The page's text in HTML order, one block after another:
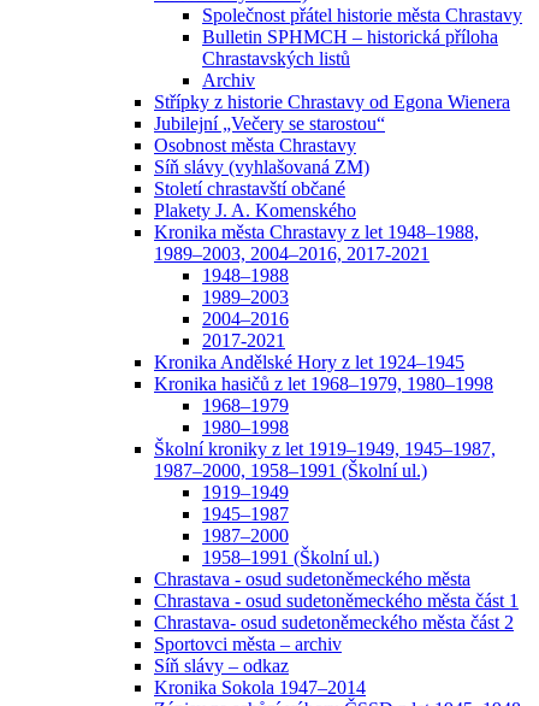
Společnost přátel historie města Chrastavy
Bulletin SPHMCH – historická příloha
Chrastavských listů
Archiv
Střípky z historie Chrastavy od Egona Wienera
Jubilejní „Večery se starostou“
Osobnost města Chrastavy
Síň slávy (vyhlašovaná ZM)
Století chrastavští občané
Plakety J. A. Komenského
Kronika města Chrastavy z let 1948–1988,
1989–2003, 2004–2016, 2017-2021
1948–1988
1989–2003
2004–2016
2017-2021
Kronika Andělské Hory z let 1924–1945
Kronika hasičů z let 1968–1979, 1980–1998
1968–1979
1980–1998
Školní kroniky z let 1919–1949, 1945–1987,
1987–2000, 1958–1991 (Školní ul.)
1919–1949
1945–1987
1987–2000
1958–1991 (Školní ul.)
Chrastava - osud sudetoněmeckého města
Chrastava - osud sudetoněmeckého města část 1
Chrastava- osud sudetoněmeckého města část 2
Sportovci města – archiv
Síň slávy – odkaz
Kronika Sokola 1947–2014